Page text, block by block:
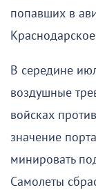
попавших в
В середине
воздушные
войсках
значение
минировать
Самолеты